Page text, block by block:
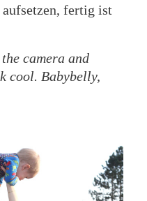
fertig ist
camera and
cool. Babybelly,